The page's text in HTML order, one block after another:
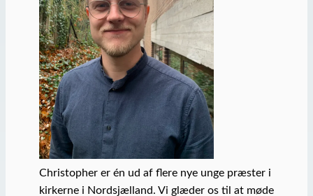
Christopher er én ud af flere nye unge præster i
kirkerne i Nordsjælland. Vi glæder os til at møde